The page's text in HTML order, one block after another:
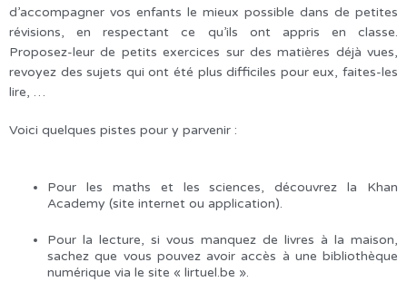
d’accompagner vos enfants le mieux possible dans de petites
révisions, en respectant ce qu’ils ont appris en classe.
Proposez-leur de petits exercices sur des matières déjà vues,
revoyez des sujets qui ont été plus difficiles pour eux, faites-les
lire, …
Voici quelques pistes pour y parvenir :
Pour les maths et les sciences, découvrez la Khan
Academy (site internet ou application).
Pour la lecture, si vous manquez de livres à la maison,
sachez que vous pouvez avoir accès à une bibliothèque
numérique via le site « lirtuel.be ».